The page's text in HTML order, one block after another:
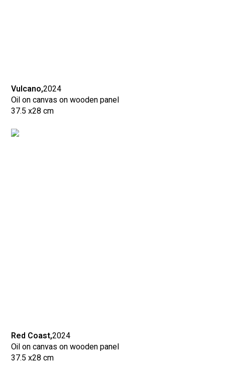
Vulcano,2024
Oil on canvas on wooden panel
37.5 x28 cm
Red Coast,2024
Oil on canvas on wooden panel
37.5 x28 cm